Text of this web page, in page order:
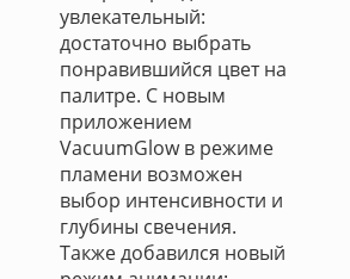
увлекательный:
достаточно выбрать
понравившийся цвет на
палитре. С новым
приложением
VacuumGlow в режиме
пламени возможен
выбор интенсивности и
глубины свечения.
Также добавился новый